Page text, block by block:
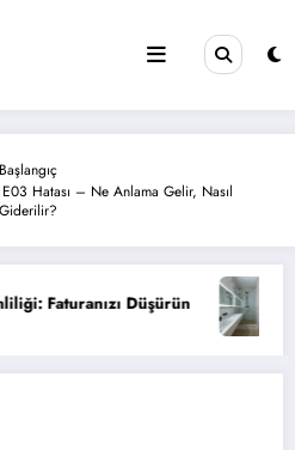
Başlangıç
Hatası – Ne Anlama Gelir, Nasıl
Giderilir?
(Termosifon) Arıza Belirtileri ve